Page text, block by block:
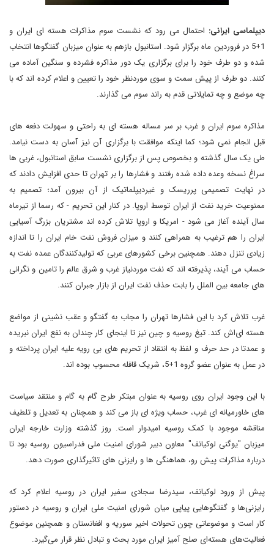
دیپلماسی ایرانی: احتمال می رود که نشست سوم مذاکرات هسته ای ایران و
1+5 در فروردین ماه برگزار شود. استانبول بازهم به عنوان میزبان گفتگوها انتخاب
شده و دو طرف خود را برای برگزاری یک دور مذاکره فشرده و سنگین آماده می
کنند. دو طرف از پیش سمت و سوی موردنظر خود را تعیین و اعلام کرده اند که با
چه موضع و چه تمایلاتی قدم به راند سوم می گذارند.
مذاکره سوم ایران و غرب بر سر مساله هسته ای به راحتی و سهولت دفعه های
قبل انجام نمی شود؛ کما اینکه موافقت با برگزاری آن نیز آسان به دست نیامد.
طی یک سال گذشته و بخصوص پس از برگزاری نشست سابق استانبول، غربی ها
سراغ نسخه وعده داده شده رفتند و فشارها را بر تهران تا حدی افزایش دادند که
در نهایت تصمیمی پرریسک و غیردیپلماتیک از آن بیرون آمد؛ تصمیم به
ممنوعیت خرید نفت از ایران توسط اروپا. در کنار این تحریم - که رسما از تیرماه
سال آینده آغاز می شود - امریکا و اروپا تلاش کرده اند مشتریان بزرگ آسیایی
ایران را هم ترغیب به همراهی کنند و میزان فروش نفت خام ایران را تا اندازه
زیادی تنزل دهند. همچنین برخی کشورهای عربی که تولیدکنندگان عمده نفت به
حساب می آیند، پذیرفته اند که نفت موردنیاز غرب و شرق عالم را تامین و نگرانی
های جامعه بین الملل را بابت حذف نفت ایران از بازار جبران کنند.
غرب تلاش کرد با این فشارها تهران را مجاب به گفتگو و عقب نشینی از مواضع
هسته ای‌اش کند. تیغ روسیه و چین نیز تا اینجای کار چندان به نفع ایران نبریده
و عمدتا در حد حرف و لفظ به انتقاد از تحریم های بی رویه علیه ایران پرداخته و
در عمل به عنوان عضو گروه 1+5، شریک قافله محسوب بوده اند.
با این وجود ایران روی روسیه به عنوان مبتکر طرح گام به گام و منتقد سیاست
های خاورمیانه ای غرب، حساب ویژه ای باز می کند و همچنان به تعدیل و تلطیف
مناقشه موجود با کمک روسیه امیدوار است. روز گذشته وزارت خارجه ایران
میزبان "یوگنی لوکیانف" معاون دبیر شورای امنیت ملی فدراسیون روسیه بود تا
درباره مذاکرات پیش رو، هماهنگی ها و رایزنی های تاثیرگذاری صورت دهد.
پیش از ورود لوکیانف، سیدرضا سجادی سفیر ایران در روسیه اعلام کرد که
رایزنی‌ها و گفتگوهایی پیاپی میان شورای امنیت ملی ایران و روسیه در دستور
کار است و موضوعاتی چون تحولات اخیر سوریه و افغانستان و همچنین موضوع
فعالیت‌های هسته‌ای صلح آمیز ایران مورد بحث و تبادل نظر قرار می‌گیرد.